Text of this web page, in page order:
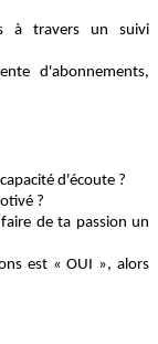
à travers un suivi
d'abonnements,
d'écoute ?
?
de ta passion un
est « OUI », alors